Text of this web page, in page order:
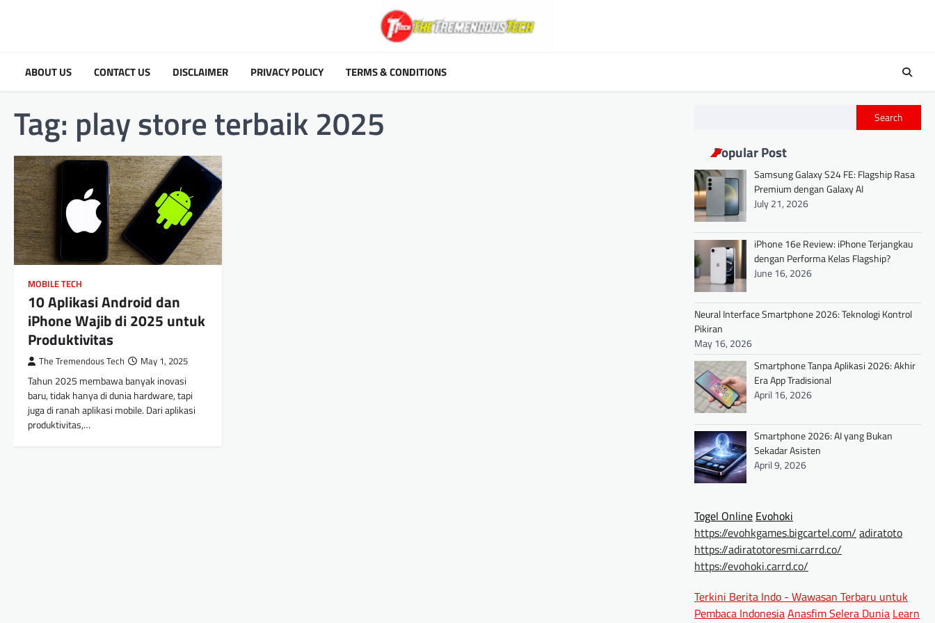
ABOUT US CONTACT US DISCLAIMER PRIVACY POLICY TERMS & CONDITIONS
Tag: play store terbaik 2025
MOBILE TECH
10 Aplikasi Android dan
iPhone Wajib di 2025 untuk
Produktivitas
The Tremendous Tech May 1, 2025
Tahun 2025 membawa banyak inovasi
baru, tidak hanya di dunia hardware, tapi
juga di ranah aplikasi mobile. Dari aplikasi
produktivitas,…
Search
Popular Post
Samsung Galaxy S24 FE: Flagship Rasa
Premium dengan Galaxy AI
July 21, 2026
iPhone 16e Review: iPhone Terjangkau
dengan Performa Kelas Flagship?
June 16, 2026
Neural Interface Smartphone 2026: Teknologi Kontrol
Pikiran
May 16, 2026
Smartphone Tanpa Aplikasi 2026: Akhir
Era App Tradisional
April 16, 2026
Smartphone 2026: AI yang Bukan
Sekadar Asisten
April 9, 2026
Togel Online Evohoki
https://evohkgames.bigcartel.com/ adiratoto
https://adiratotoresmi.carrd.co/
https://evohoki.carrd.co/
Terkini Berita Indo - Wawasan Terbaru untuk
Pembaca IndonesiaAnasfim Selera Dunia Learn